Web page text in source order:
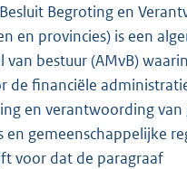
Begroting en
en provincies) is een
van bestuur (AMvB)
de financiële
en verantwoording
en gemeenschappelijke
voor dat de paragraaf